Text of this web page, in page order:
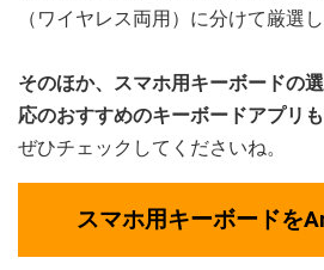
（ワイヤレス両用）に分けて厳選し
そのほか、スマホ用キーボードの
応のおすすめのキーボードアプリも
ぜひチェックしてくださいね。
スマホ用キーボードを